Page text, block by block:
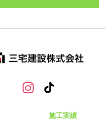
施工実績